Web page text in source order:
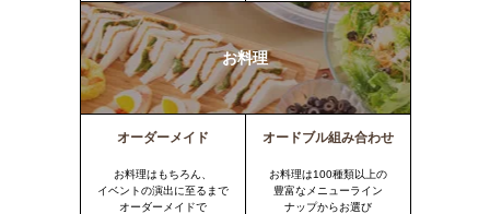
お料理
オーダーメイド
お料理はもちろん、
イベントの演出に至るまで
オーダーメイドで
オードブル組み合わせ
お料理は100種類以上の
豊富なメニューライン
ナップからお選び